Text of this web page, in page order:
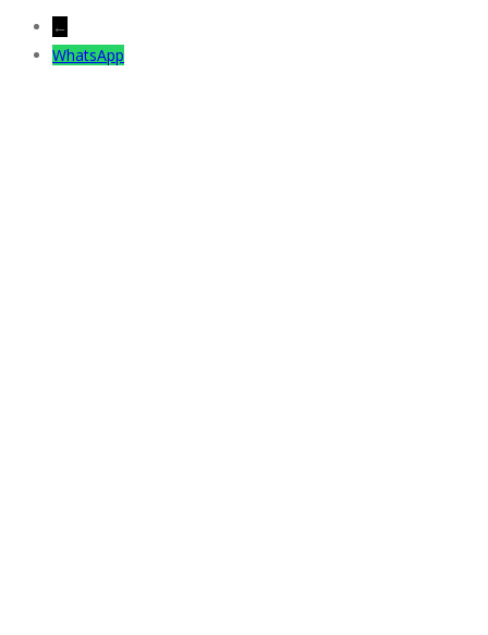
←
WhatsApp